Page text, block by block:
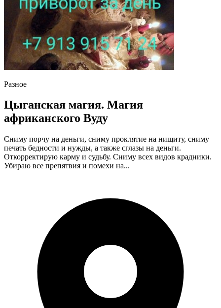
Разное
Цыганская магия. Магия
африканского Вуду
Сниму порчу на деньги, сниму проклятие на нищиту, сниму
печать бедности и нужды, а также сглазы на деньги.
Откорректирую карму и судьбу. Сниму всех видов крадники.
Убираю все препятвия и помехи на...